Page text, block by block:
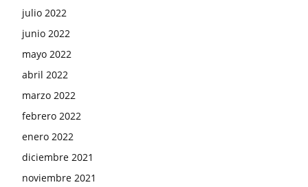
julio 2022
junio 2022
mayo 2022
abril 2022
marzo 2022
febrero 2022
enero 2022
diciembre 2021
noviembre 2021